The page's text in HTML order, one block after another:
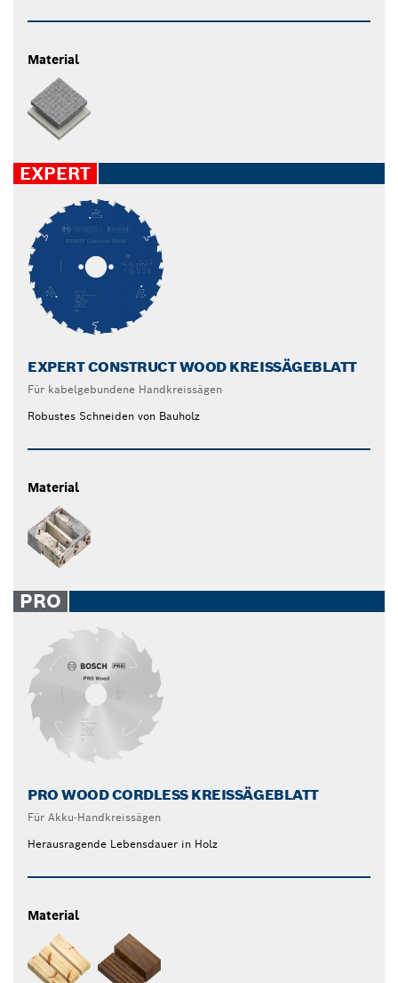
Material
EXPERT
EXPERT CONSTRUCT WOOD KREISSÄGEBLATT
Für kabelgebundene Handkreissägen
Robustes Schneiden von Bauholz
Material
PRO
PRO WOOD CORDLESS KREISSÄGEBLATT
Für Akku-Handkreissägen
Herausragende Lebensdauer in Holz
Material